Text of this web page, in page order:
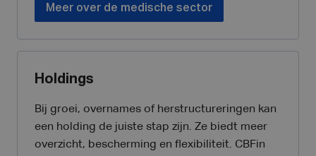
Meer over de medische sector
Holdings
Bij groei, overnames of herstructureringen kan
een holding de juiste stap zijn. Ze biedt meer
overzicht, bescherming en flexibiliteit. CBFin